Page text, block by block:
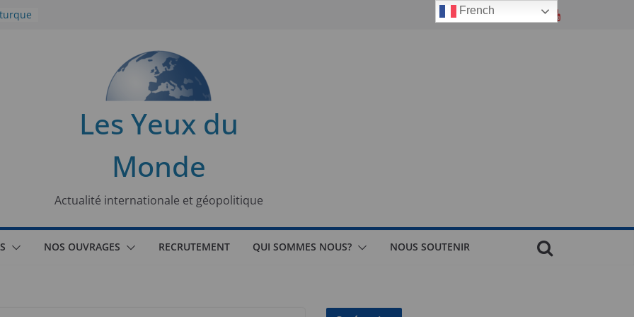
Les Yeux du
Monde
Actualité internationale et géopolitique
NOS OUVRAGES RECRUTEMENT QUI SOMMES NOUS? NOUS SOUTENIR
French